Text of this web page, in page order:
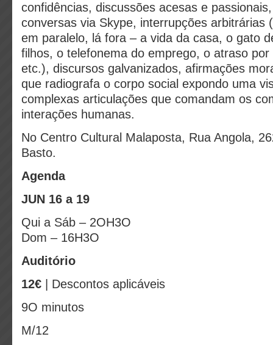
confidências, discussões acesas e
conversas via Skype, interrupções arbitrárias
em paralelo, lá fora – a vida da casa, o gato
filhos, o telefonema do emprego, o atraso
etc.), discursos galvanizados, afirmações
que radiografa o corpo social expondo uma
complexas articulações que comandam os
interações humanas.
No Centro Cultural Malaposta, Rua Angola,
Basto.
Agenda
JUN 16 a 19
Qui a Sáb – 2OH3O
Dom – 16H3O
Auditório
12€ | Descontos aplicáveis
9O minutos
M/12